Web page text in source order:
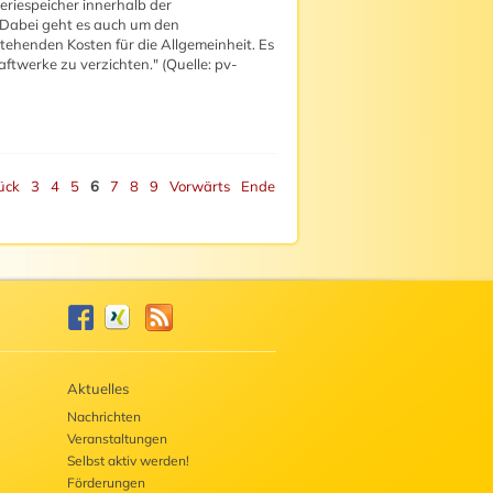
innerhalb der
geht es auch um den
Kosten für die Allgemeinheit. Es
zu verzichten." (Quelle: pv-
3 4 5 6 7 8 9 Vorwärts Ende
Aktuelles
Nachrichten
Veranstaltungen
Selbst aktiv werden!
Förderungen